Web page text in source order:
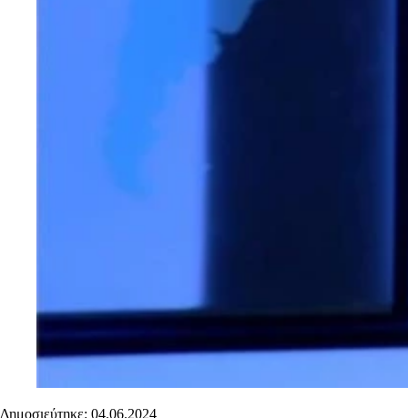
Δημοσιεύτηκε: 04.06.2024